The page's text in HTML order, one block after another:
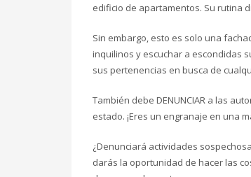
WordPress.org
1 Login or create new account.
edificio de apartamentos. Su rutina
Sin embargo, esto es solo una
inquilinos y escuchar a escondidas
sus pertenencias en busca de
También debe DENUNCIAR a las
estado. ¡Eres un engranaje en una
¿Denunciará actividades
darás la oportunidad de hacer las